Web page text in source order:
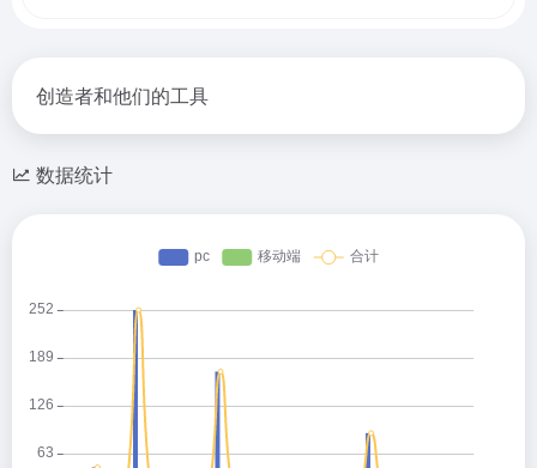
创造者和他们的工具
数据统计